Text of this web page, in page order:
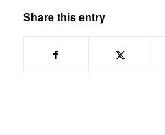
Share this entry